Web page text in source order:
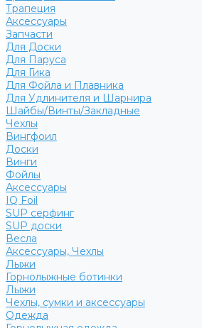
Трапеция
Аксессуары
Запчасти
Для Доски
Для Паруса
Для Гика
Для Фойла и Плавника
Для Удлинителя и Шарнира
Шайбы/Винты/Закладные
Чехлы
Вингфоил
Доски
Винги
Фойлы
Аксессуары
IQ Foil
SUP серфинг
SUP доски
Весла
Аксессуары, Чехлы
Лыжи
Горнолыжные ботинки
Лыжи
Чехлы, сумки и аксессуары
Одежда